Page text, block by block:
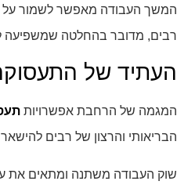
המשך העבודה מאפשר לשמור על
רבים, מדובר בהחלטה שמשפיעה
העתיד של
המגמה של הרחבת אפשרויות
הבריאותי והרצון של רבים להישאר
שוק העבודה משתנה ומתאים את